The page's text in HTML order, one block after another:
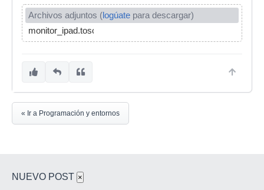
Archivos adjuntos (logúate para descargar)
monitor_ipad.tosc
« Ir a Programación y entornos
NUEVO POST ×